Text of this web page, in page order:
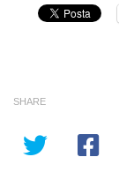
SHARE